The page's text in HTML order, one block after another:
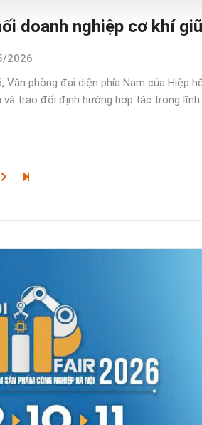
doanh nghiệp cơ khí
2026
Văn phòng đại diện phía Nam của
và trao đổi định hướng hợp tác trong